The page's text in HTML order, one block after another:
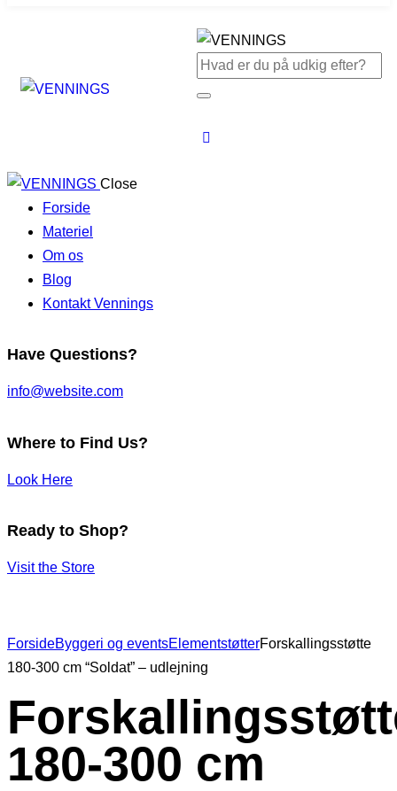
Close
Forside
Materiel
Om os
Blog
Kontakt Vennings
Have Questions?
info@website.com
Where to Find Us?
Look Here
Ready to Shop?
Visit the Store
ForsideByggeri og eventsElementstøtterForskallingsstøtte
180-300 cm “Soldat” – udlejning
180-300 cm